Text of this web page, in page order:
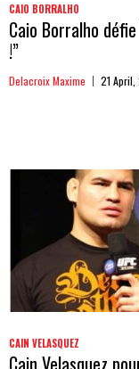
CAIO BORRALHO
Caio Borralho
!”
Delacroix Maxime 21
CAIN VELASQUEZ
Cain Velasquez